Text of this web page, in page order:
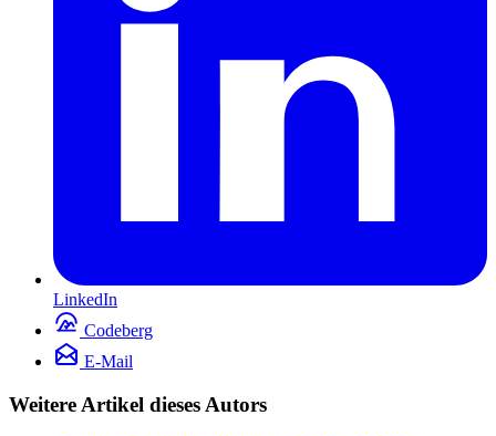
LinkedIn
Codeberg
E-Mail
Weitere Artikel dieses Autors